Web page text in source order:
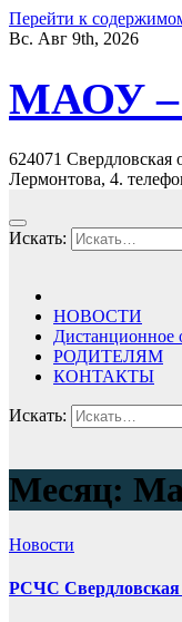
Перейти к
Вс. Авг 9th, 2026
МАОУ
624071 Свердловская
Лермонтова, 4.
Искать:
НОВОСТИ
Дистанционное
РОДИТЕЛЯМ
КОНТАКТЫ
Искать:
Месяц:
Новости
РСЧС Свердловская